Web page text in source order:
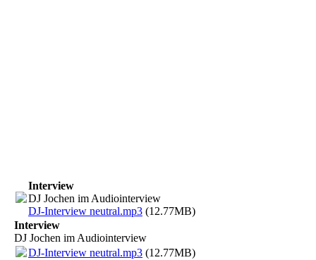
Interview
DJ Jochen im Audiointerview
DJ-Interview neutral.mp3 (12.77MB)
Interview
DJ Jochen im Audiointerview
DJ-Interview neutral.mp3 (12.77MB)